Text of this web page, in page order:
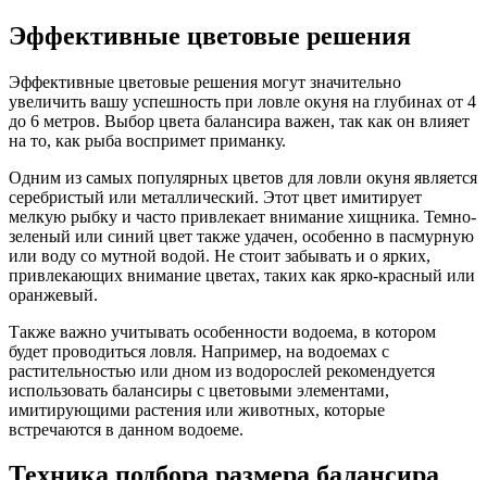
Эффективные цветовые решения
Эффективные цветовые решения могут значительно
увеличить вашу успешность при ловле окуня на глубинах от 4
до 6 метров. Выбор цвета балансира важен, так как он влияет
на то, как рыба воспримет приманку.
Одним из самых популярных цветов для ловли окуня является
серебристый или металлический. Этот цвет имитирует
мелкую рыбку и часто привлекает внимание хищника. Темно-
зеленый или синий цвет также удачен, особенно в пасмурную
или воду со мутной водой. Не стоит забывать и о ярких,
привлекающих внимание цветах, таких как ярко-красный или
оранжевый.
Также важно учитывать особенности водоема, в котором
будет проводиться ловля. Например, на водоемах с
растительностью или дном из водорослей рекомендуется
использовать балансиры с цветовыми элементами,
имитирующими растения или животных, которые
встречаются в данном водоеме.